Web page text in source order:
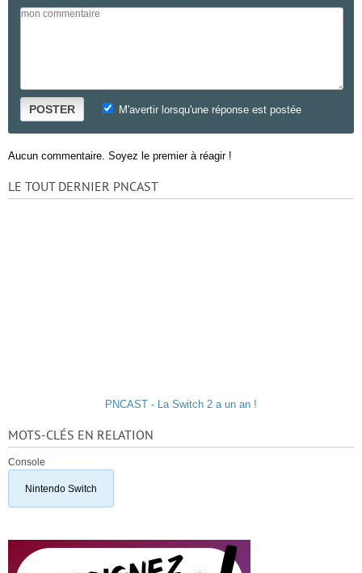
POSTER M'avertir lorsqu'une réponse est postée
Aucun commentaire. Soyez le premier à réagir !
LE TOUT DERNIER PNCAST
PNCAST - La Switch 2 a un an !
MOTS-CLÉS EN RELATION
Console
Nintendo Switch